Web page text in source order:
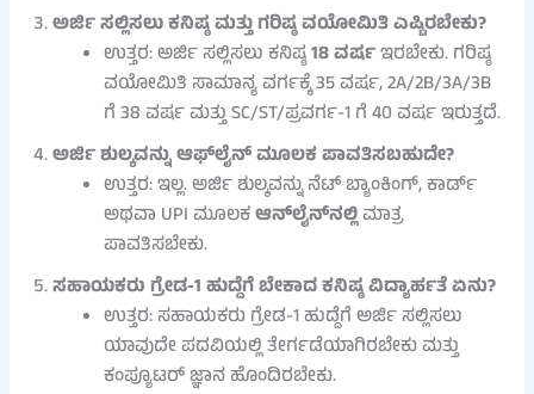
ಅರ್ಜಿ ಸಲ್ಲಿಸಲು ಕನಿಷ್ಠ ಮತ್ತು ಗರಿಷ್ಠ ವಯೋಮಿತಿ ಎಷ್ಟಿರಬೇಕು?
ಉತ್ತರ: ಅರ್ಜಿ ಸಲ್ಲಿಸಲು ಕನಿಷ್ಠ18 ವರ್ಷಇರಬೇಕು. ಗರಿಷ್ಠ
ವಯೋಮಿತಿ ಸಾಮಾನ್ಯ ವರ್ಗಕ್ಕೆ 35 ವರ್ಷ, 2A/2B/3A/3B
ಗೆ 38 ವರ್ಷ ಮತ್ತು SC/ST/ಪ್ರವರ್ಗ-1 ಗೆ 40 ವರ್ಷ ಇರುತ್ತದೆ.
ಅರ್ಜಿ ಶುಲ್ಕವನ್ನು ಆಫ್‌ಲೈನ್ ಮೂಲಕ ಪಾವತಿಸಬಹುದೇ?
ಉತ್ತರ: ಇಲ್ಲ. ಅರ್ಜಿ ಶುಲ್ಕವನ್ನು ನೆಟ್ ಬ್ಯಾಂಕಿಂಗ್, ಕಾರ್ಡ್
ಅಥವಾ UPI ಮೂಲಕಆನ್‌ಲೈನ್‌ನಲ್ಲಿಮಾತ್ರ
ಪಾವತಿಸಬೇಕು.
ಸಹಾಯಕರು ಗ್ರೇಡ-1 ಹುದ್ದೆಗೆ ಬೇಕಾದ ಕನಿಷ್ಠ ವಿದ್ಯಾರ್ಹತೆ ಏನು?
ಉತ್ತರ: ಸಹಾಯಕರು ಗ್ರೇಡ-1 ಹುದ್ದೆಗೆ ಅರ್ಜಿ ಸಲ್ಲಿಸಲು
ಯಾವುದೇ ಪದವಿಯಲ್ಲಿ ತೇರ್ಗಡೆಯಾಗಿರಬೇಕು ಮತ್ತು
ಕಂಪ್ಯೂಟರ್ ಜ್ಞಾನ ಹೊಂದಿರಬೇಕು.